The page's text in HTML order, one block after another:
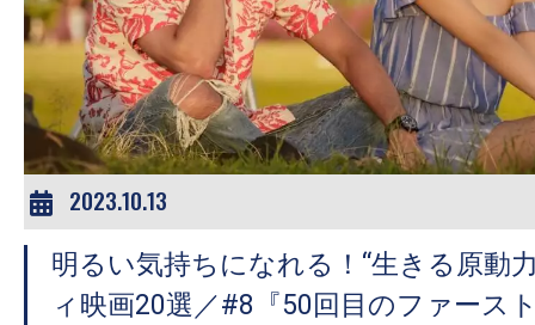
2023.10.13
明るい気持ちになれる！“生きる原動
ィ映画20選／#8『50回目のファース